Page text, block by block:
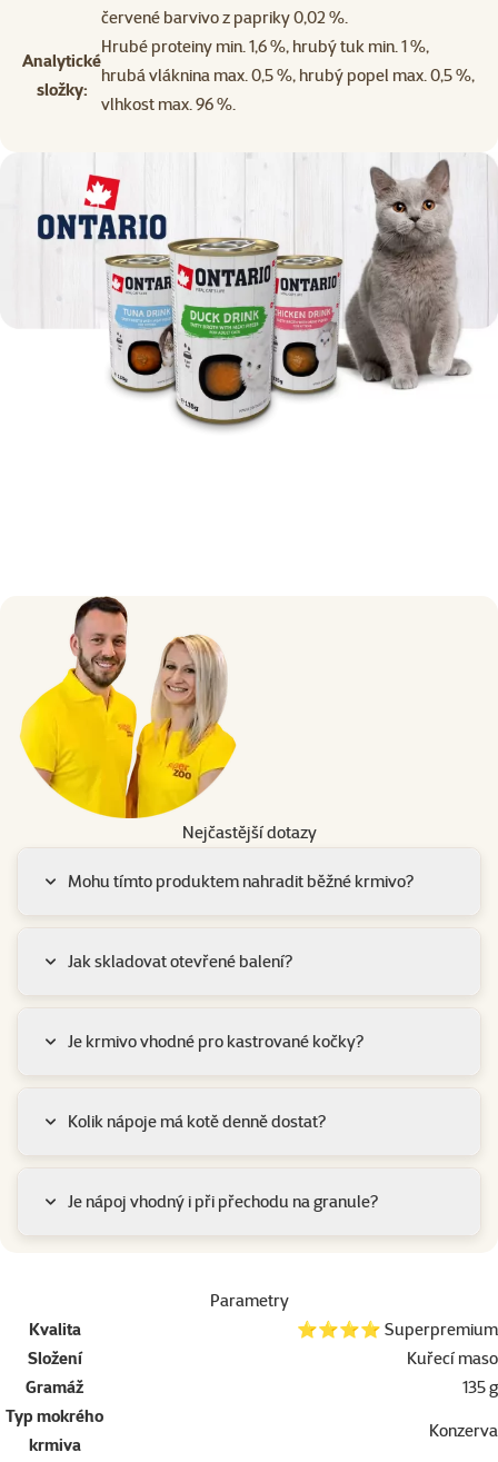
červené barvivo z papriky 0,02 %.
Analytické
složky:
Hrubé proteiny min. 1,6 %, hrubý tuk min. 1 %,
hrubá vláknina max. 0,5 %, hrubý popel max. 0,5 %,
vlhkost max. 96 %.
Nejčastější dotazy
Mohu tímto produktem nahradit běžné krmivo?
Jak skladovat otevřené balení?
Je krmivo vhodné pro kastrované kočky?
Kolik nápoje má kotě denně dostat?
Je nápoj vhodný i při přechodu na granule?
Parametry
Kvalita
⭐⭐⭐⭐ Superpremium
Složení
Kuřecí maso
Gramáž
135 g
Typ mokrého
krmiva
Konzerva